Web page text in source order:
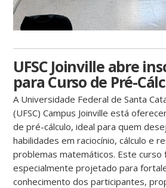
UFSC Joinville abre
para Curso de Pré-
A Universidade Federal de Santa
(UFSC) Campus Joinville está
de pré-cálculo, ideal para quem
habilidades em raciocínio, cálculo e
problemas matemáticos. Este curso
especialmente projetado para
conhecimento dos participantes,